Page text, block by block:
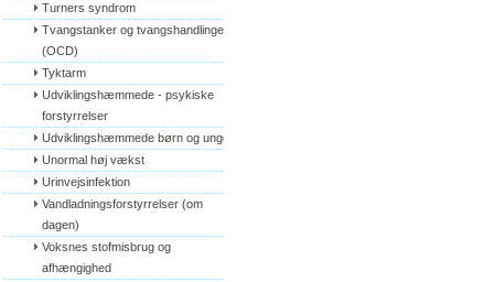
Turners syndrom
Tvangstanker og tvangshandlinger
(OCD)
Tyktarm
Udviklingshæmmede - psykiske
forstyrrelser
Udviklingshæmmede børn og unge
Unormal høj vækst
Urinvejsinfektion
Vandladningsforstyrrelser (om
dagen)
Voksnes stofmisbrug og
afhængighed